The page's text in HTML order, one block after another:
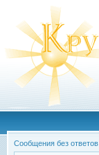
Сообщения без ответов